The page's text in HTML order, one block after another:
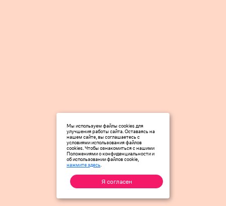
Мы используем файлы cookies для
улучшения работы сайта. Оставаясь на
нашем сайте, вы соглашаетесь с
условиями использования файлов
cookies. Чтобы ознакомиться с нашими
Положениями о конфиденциальности и
об использовании файлов cookie,
нажмите здесь.
Я согласен